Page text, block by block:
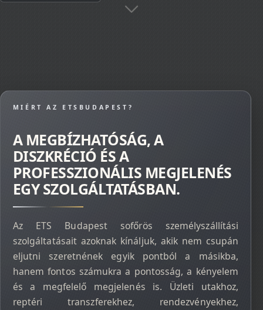
MIÉRT AZ ETSBUDAPEST?
A MEGBÍZHATÓSÁG, A
DISZKRÉCIÓ ÉS A
PROFESSZIONÁLIS MEGJELENÉS
EGY SZOLGÁLTATÁSBAN.
Az ETS Budapest sofőrös személyszállítási
szolgáltatásait azoknak kínáljuk, akik nem csupán
eljutni szeretnének egyik pontból a másikba,
hanem fontos számukra a pontosság, a kényelem
és a megfelelő megjelenés is. Üzleti utakhoz,
reptéri transzferekhez, rendezvényekhez,